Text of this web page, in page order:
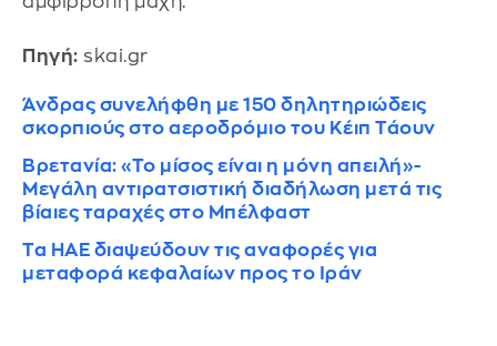
Πηγή: skai.gr
Άνδρας συνελήφθη με 150 δηλητηριώδεις
σκορπιούς στο αεροδρόμιο του Κέιπ Τάουν
Βρετανία: «Το μίσος είναι η μόνη απειλή»-
Μεγάλη αντιρατσιστική διαδήλωση μετά τις
βίαιες ταραχές στο Μπέλφαστ
Τα ΗΑΕ διαψεύδουν τις αναφορές για
μεταφορά κεφαλαίων προς το Ιράν